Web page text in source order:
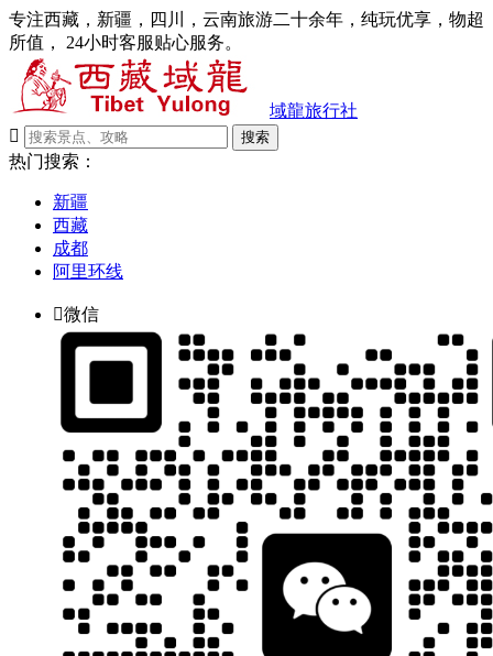
专注西藏，新疆，四川，云南旅游二十余年，纯玩优享，物超
所值， 24小时客服贴心服务。
域龍旅行社

搜索
热门搜索：
新疆
西藏
成都
阿里环线
微信